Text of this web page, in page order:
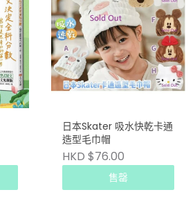
日本Skater 吸水快乾卡通
造型毛巾帽
HKD $76.00
售罄